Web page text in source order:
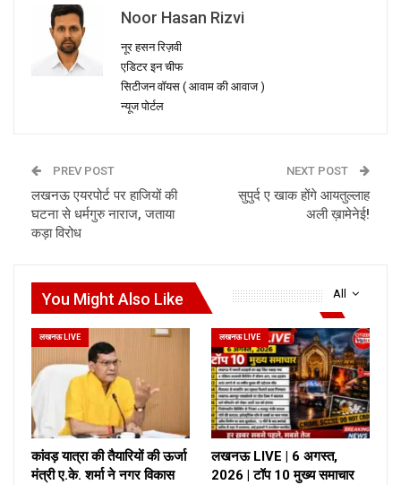
Noor Hasan Rizvi
नूर हसन रिज़वी
एडिटर इन चीफ
सिटीजन वॉयस ( आवाम की आवाज )
न्यूज पोर्टल
PREV POST
लखनऊ एयरपोर्ट पर हाजियों की
घटना से धर्मगुरु नाराज, जताया
कड़ा विरोध
NEXT POST
सुपुर्द ए खाक होंगे आयतुल्लाह
अली ख़ामेनेई!
All
You Might Also Like
लखनऊ LIVE
कांवड़ यात्रा की तैयारियों की ऊर्जा
मंत्री ए.के. शर्मा ने नगर विकास
लखनऊ LIVE
लखनऊ LIVE | 6 अगस्त,
2026 | टॉप 10 मुख्य समाचार